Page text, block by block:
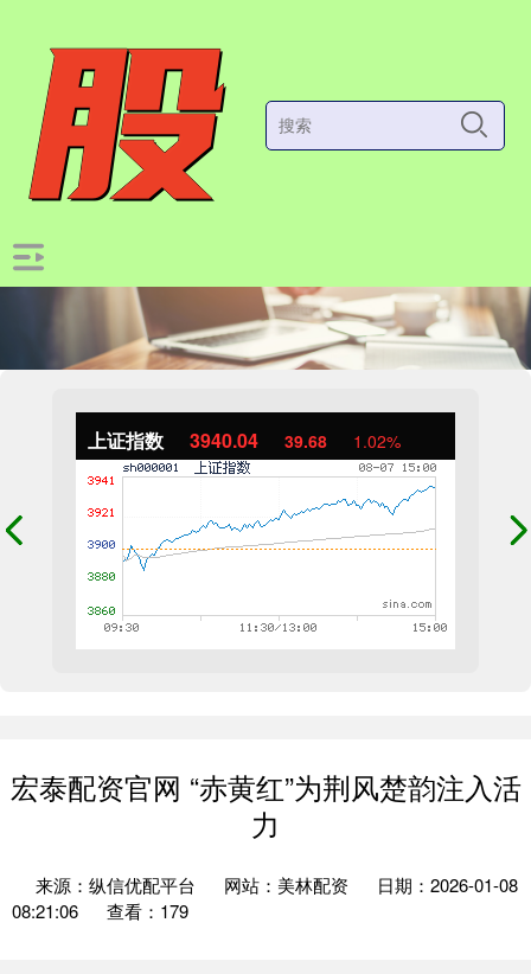
上证指数 3940.04 39.68 1.02%
宏泰配资官网 “赤黄红”为荆风楚韵注入活
力
来源：纵信优配平台 网站：美林配资
日期：2026-01-08
08:21:06
查看：179